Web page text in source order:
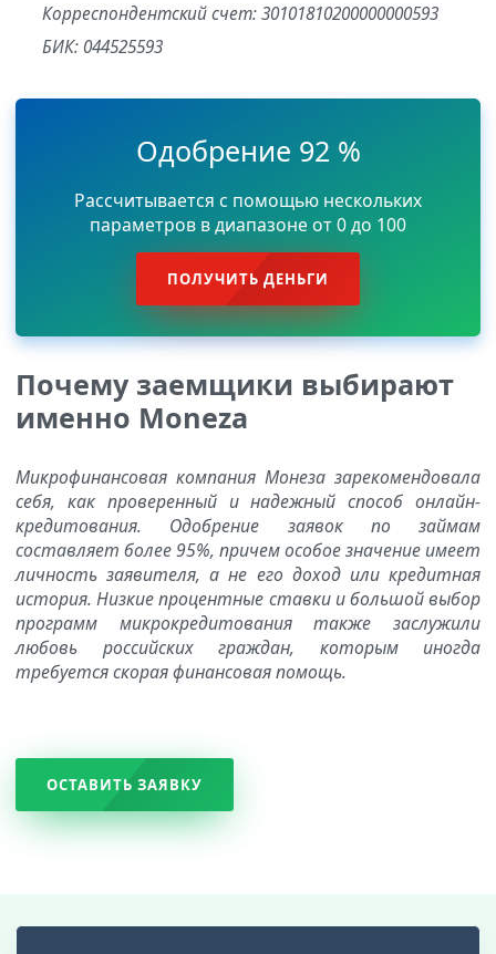
Корреспондентский счет: 30101810200000000593
БИК: 044525593
Одобрение 92 %
Рассчитывается с помощью нескольких
параметров в диапазоне от 0 до 100
ПОЛУЧИТЬ ДЕНЬГИ
Почему заемщики выбирают
именно Moneza
Микрофинансовая компания Монеза зарекомендовала
себя, как проверенный и надежный способ онлайн-
кредитования. Одобрение заявок по займам
составляет более 95%, причем особое значение имеет
личность заявителя, а не его доход или кредитная
история. Низкие процентные ставки и большой выбор
программ микрокредитования также заслужили
любовь российских граждан, которым иногда
требуется скорая финансовая помощь.
ОСТАВИТЬ ЗАЯВКУ